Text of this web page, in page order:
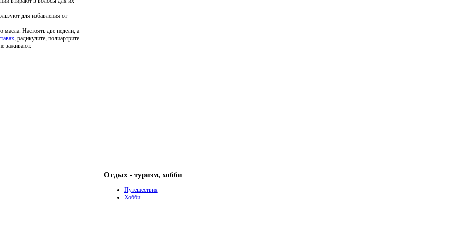
для избавления от
масла. Настоять две недели, а
, радикулите, полиартрите
заживают.
Отдых - туризм, хобби
Путешествия
Хобби